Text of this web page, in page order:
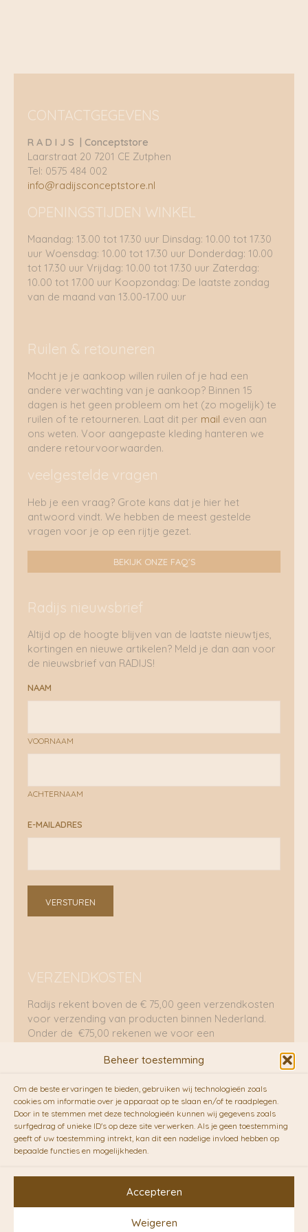
Beheer toestemming
Om de beste ervaringen te bieden, gebruiken wij technologieën zoals
cookies om informatie over je apparaat op te slaan en/of te raadplegen.
Door in te stemmen met deze technologieën kunnen wij gegevens zoals
surfgedrag of unieke ID's op deze site verwerken. Als je geen toestemming
geeft of uw toestemming intrekt, kan dit een nadelige invloed hebben op
bepaalde functies en mogelijkheden.
Accepteren
Weigeren
meer dan 70% duurzaam.
CONTACTGEGEVENS
R A D I J S | Conceptstore
Laarstraat 20 7201 CE Zutphen
Tel: 0575 484 002
info@radijsconceptstore.nl
OPENINGSTIJDEN WINKEL
Maandag: 13.00 tot 17.30 uur Dinsdag: 10.00 tot 17.30
uur Woensdag: 10.00 tot 17.30 uur Donderdag: 10.00
tot 17.30 uur Vrijdag: 10.00 tot 17.30 uur Zaterdag:
10.00 tot 17.00 uur Koopzondag: De laatste zondag
van de maand van 13.00-17.00 uur
Ruilen & retouneren
Mocht je je aankoop willen ruilen of je had een
andere verwachting van je aankoop? Binnen 15
dagen is het geen probleem om het (zo mogelijk) te
ruilen of te retourneren. Laat dit per mail even aan
ons weten. Voor aangepaste kleding hanteren we
andere retourvoorwaarden.
veelgestelde vragen
Heb je een vraag? Grote kans dat je hier het
antwoord vindt. We hebben de meest gestelde
vragen voor je op een rijtje gezet.
BEKIJK ONZE FAQ'S
Radijs nieuwsbrief
Altijd op de hoogte blijven van de laatste nieuwtjes,
kortingen en nieuwe artikelen? Meld je dan aan voor
de nieuwsbrief van RADIJS!
NAAM
VOORNAAM
ACHTERNAAM
E-MAILADRES
VERSTUREN
VERZENDKOSTEN
Radijs rekent boven de € 75,00 geen verzendkosten
voor verzending van producten binnen Nederland.
Onder de €75,00 rekenen we voor een
RADIJS werkt samen met de duurzame bezorgdienst
vanFietskoeriers.nl. Pakketten (mits voorradig) voor
10.00 uur besteld op een doordeweekse dag,
bezorgen zij soms nog op dezelfde dag in de
avonduren! Brievenbuspakjes de volgende dag. En
waar mogelijk ook echt op de fiets!!